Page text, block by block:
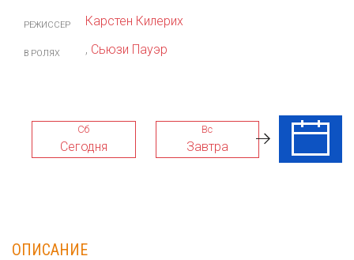
РЕЖИССЕР Карстен Килерих
В РОЛЯХ , Сьюзи Пауэр
Сб
Сегодня
Вс
Завтра
Пн
ОПИСАНИЕ